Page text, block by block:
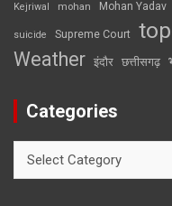
Kejriwal mohan Mohan Yadav
suicide Supreme Court
Weather इंदौर छत्तीसगढ़
Categories